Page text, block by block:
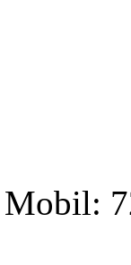
Mobil: